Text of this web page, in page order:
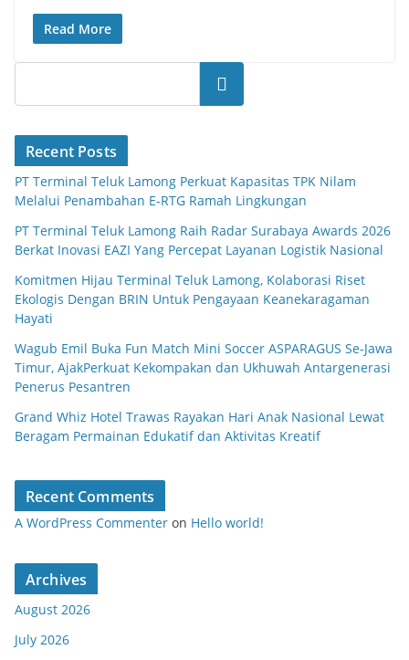
Read More
Search
Recent Posts
PT Terminal Teluk Lamong Perkuat Kapasitas TPK Nilam
Melalui Penambahan E-RTG Ramah Lingkungan
PT Terminal Teluk Lamong Raih Radar Surabaya Awards 2026
Berkat Inovasi EAZI Yang Percepat Layanan Logistik Nasional
Komitmen Hijau Terminal Teluk Lamong, Kolaborasi Riset
Ekologis Dengan BRIN Untuk Pengayaan Keanekaragaman
Hayati
Wagub Emil Buka Fun Match Mini Soccer ASPARAGUS Se-Jawa
Timur, AjakPerkuat Kekompakan dan Ukhuwah Antargenerasi
Penerus Pesantren
Grand Whiz Hotel Trawas Rayakan Hari Anak Nasional Lewat
Beragam Permainan Edukatif dan Aktivitas Kreatif
Recent Comments
A WordPress Commenter on Hello world!
Archives
August 2026
July 2026